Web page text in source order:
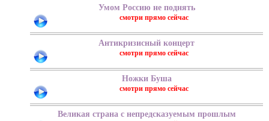
Умом Россию не поднять
Антикризисный концерт
Ножки Буша
Великая страна с непредсказуемым прошлым